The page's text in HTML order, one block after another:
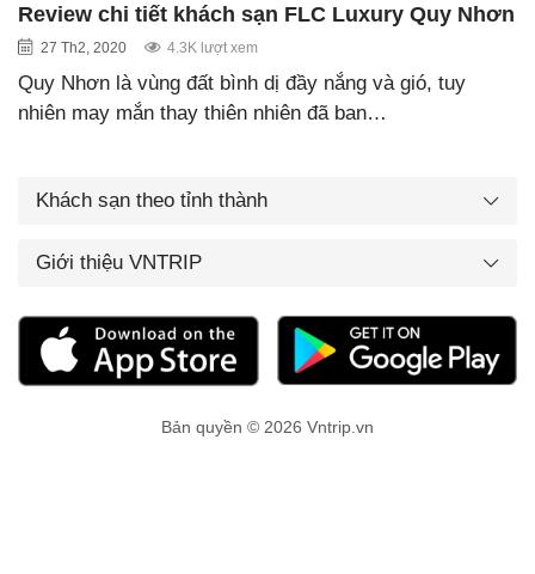
Review chi tiết khách sạn FLC Luxury Quy Nhơn
27 Th2, 2020 4.3K lượt xem
Quy Nhơn là vùng đất bình dị đầy nắng và gió, tuy
nhiên may mắn thay thiên nhiên đã ban…
Khách sạn theo tỉnh thành
Giới thiệu VNTRIP
Bản quyền © 2026 Vntrip.vn